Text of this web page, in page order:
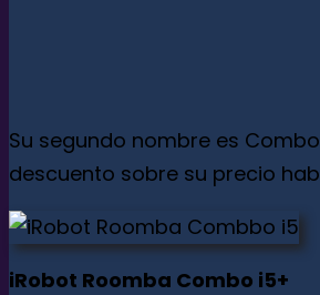
Su segundo nombre es
descuento sobre su precio
iRobot Roomba Combo i5+